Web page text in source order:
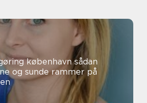
københavn sådan
og sunde rammer på